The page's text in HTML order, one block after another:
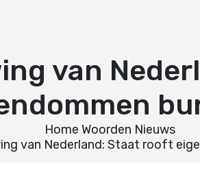
van
Home Woorden Nieuws
van Nederland: Staat rooft